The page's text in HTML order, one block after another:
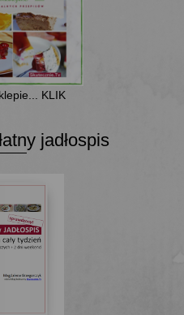
KLIK
jadłospis